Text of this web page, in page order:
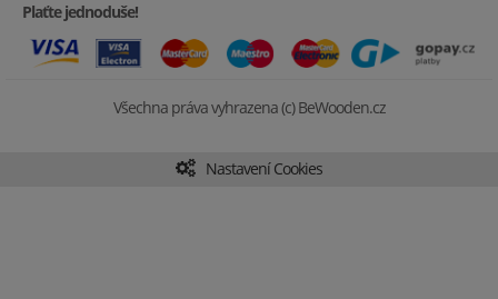
Plaťte jednoduše!
Všechna práva vyhrazena (c) BeWooden.cz
Nastavení Cookies